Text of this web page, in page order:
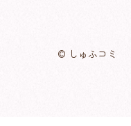
© しゅふコミ